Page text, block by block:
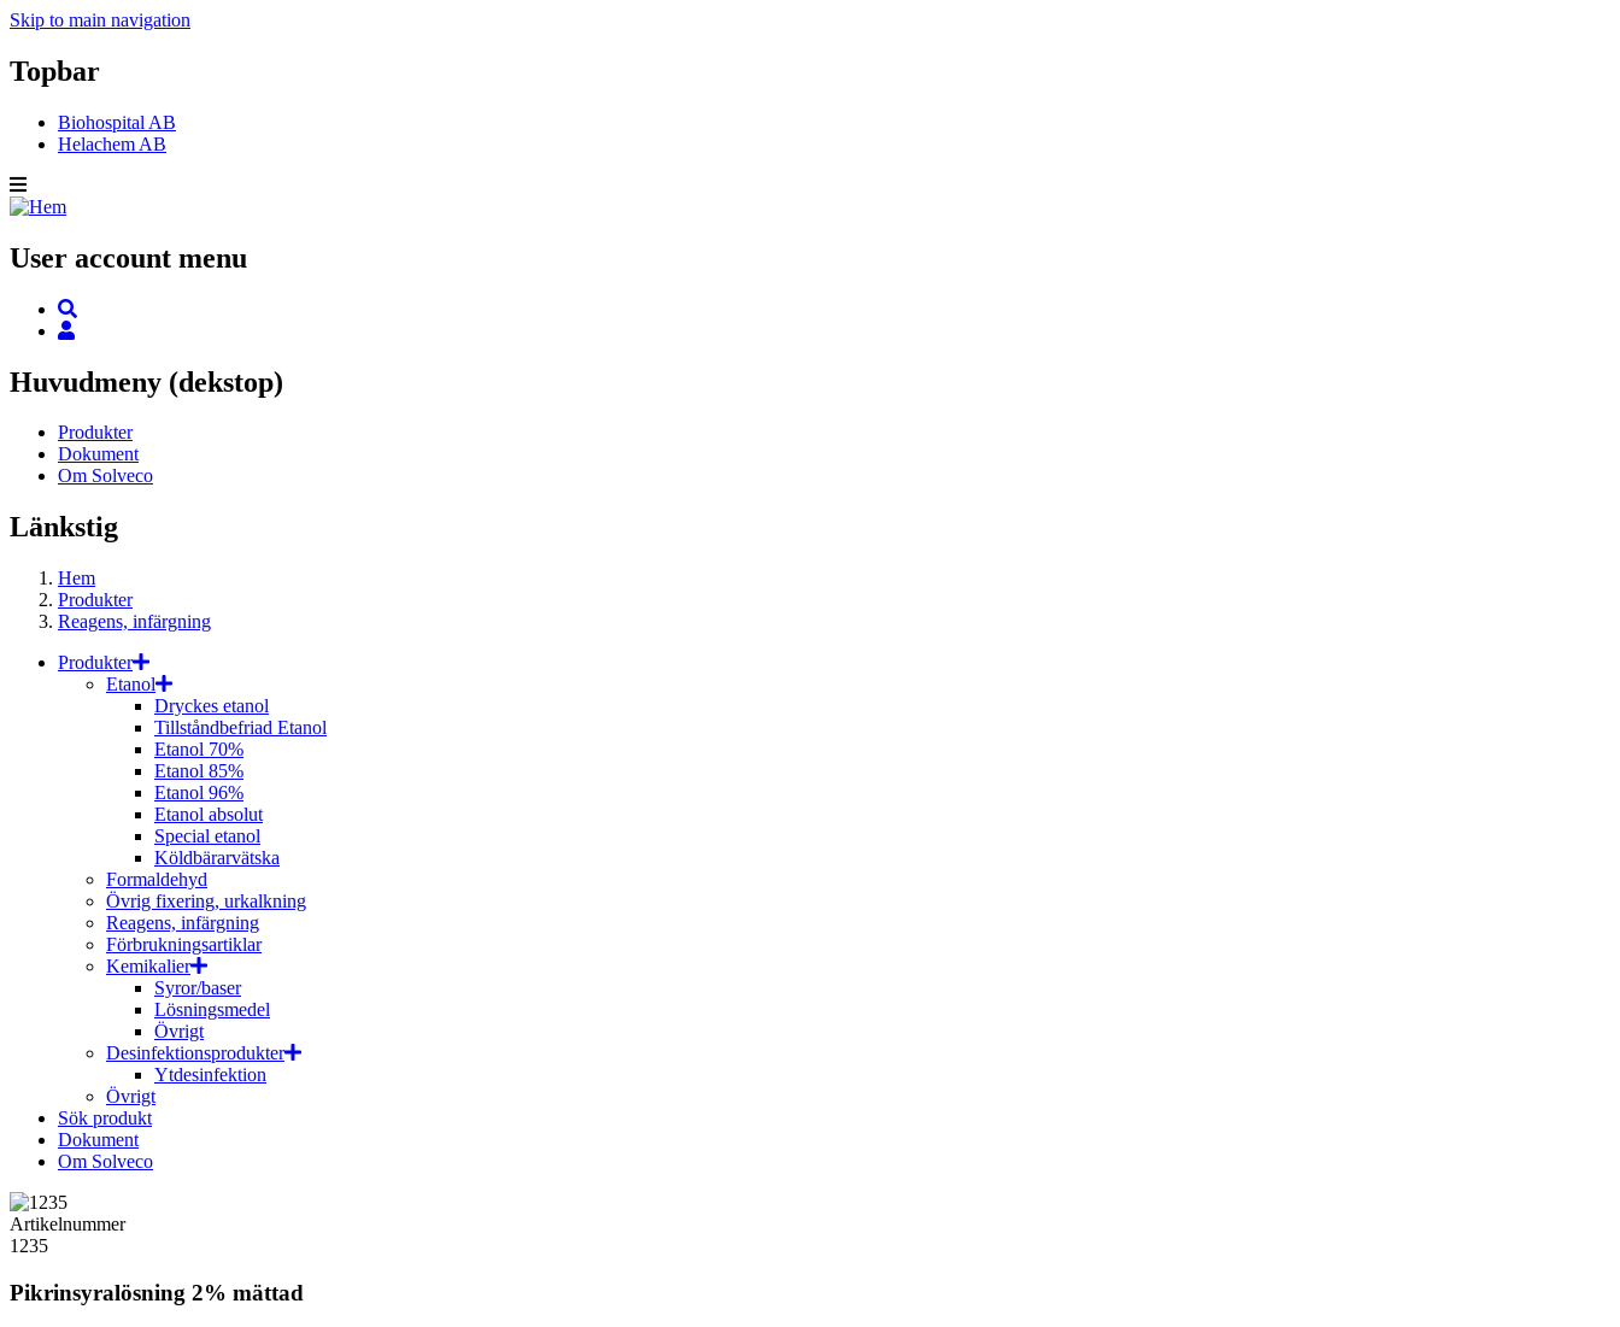
Skip to main navigation
Topbar
Biohospital AB
Helachem AB
User account menu
Huvudmeny (dekstop)
Produkter
Dokument
Om Solveco
Länkstig
Hem
Produkter
Reagens, infärgning
Produkter
Etanol
Dryckes etanol
Tillståndbefriad Etanol
Etanol 70%
Etanol 85%
Etanol 96%
Etanol absolut
Special etanol
Köldbärarvätska
Formaldehyd
Övrig fixering, urkalkning
Reagens, infärgning
Förbrukningsartiklar
Kemikalier
Syror/baser
Lösningsmedel
Övrigt
Desinfektionsprodukter
Ytdesinfektion
Övrigt
Sök produkt
Dokument
Om Solveco
Artikelnummer
1235
Pikrinsyralösning 2% mättad